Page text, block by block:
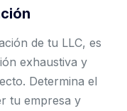
de tu LLC, es
exhaustiva y
Determina el
tu empresa y